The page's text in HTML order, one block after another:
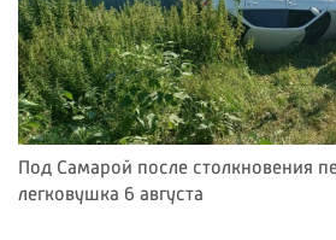
Под Самарой после столкновения
легковушка 6 августа